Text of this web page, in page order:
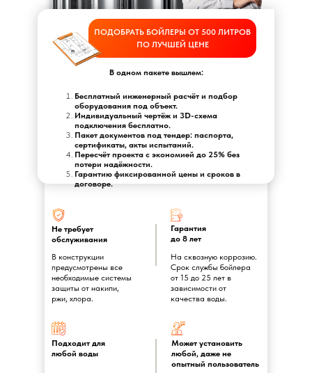
В одном пакете вышлем:
Бесплатный инженерный расчёт и подбор
оборудования под объект.
Индивидуальный чертёж и 3D-схема
подключения бесплатно.
Пакет документов под тендер: паспорта,
сертификаты, акты испытаний.
Пересчёт проекта с экономией до 25% без
потери надёжности.
Гарантию фиксированной цены и сроков в
договоре.
Не требует
обслуживания
В конструкции
предусмотрены все
необходимые системы
защиты от накипи,
ржи, хлора.
Гарантия
до 8 лет
На сквозную коррозию.
Срок службы бойлера
от 15 до 25 лет в
зависимости от
качества воды.
Подходит для
любой воды
Может установить
любой, даже не
опытный пользователь
ПОДОБРАТЬ БОЙЛЕРЫ ОТ 500 ЛИТРОВ
ПО ЛУЧШЕЙ ЦЕНЕ